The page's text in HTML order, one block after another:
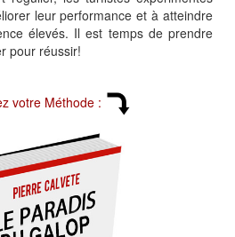
leur performance et à atteindre
élevés. Il est temps de prendre
pour réussir!
votre Méthode :